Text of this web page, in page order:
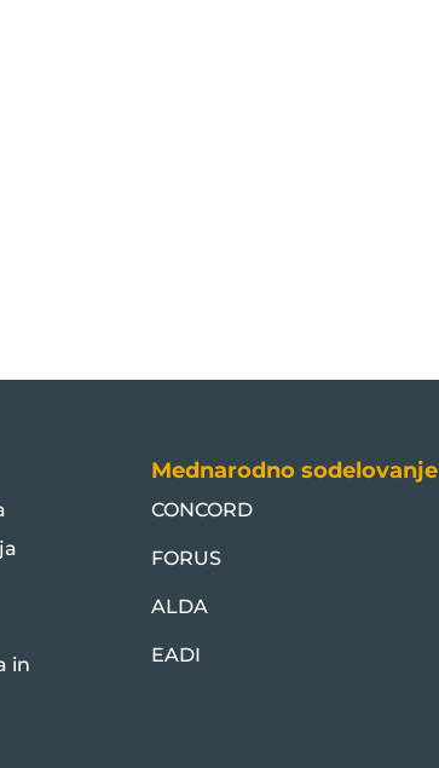
in
Mednarodno sodelovanje
CONCORD
FORUS
ALDA
EADI